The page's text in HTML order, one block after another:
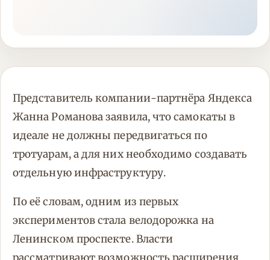
Представитель компании-партнёра Яндекса
Жанна Романова заявила, что самокаты в
идеале не должны передвигаться по
тротуарам, а для них необходимо создавать
отдельную инфраструктуру.
По её словам, одним из первых
экспериментов стала велодорожка на
Ленинском проспекте. Власти